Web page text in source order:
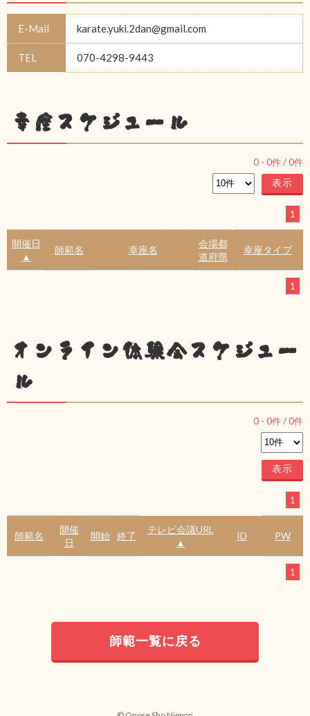
E-Mail karate.yuki.2dan@gmail.com
TEL 070-4298-9443
幸座スケジュール
0 - 0件 /0件
1
開催日
▲
師範名 幸座名
会場都
道府県
幸座タイプ
1
オンライン体験会スケジュー
ル
0 - 0件 /0件
1
師範名
開催
日
開始 終了
テレビ会議URL
▲
ID PW
1
師範一覧に戻る